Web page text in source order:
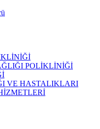
POLİKLİNİĞİ
VE HASTALIKLARI